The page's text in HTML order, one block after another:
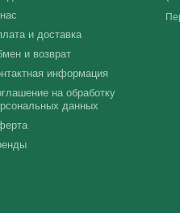
и доставка
и возврат
информация
на обработку
данных